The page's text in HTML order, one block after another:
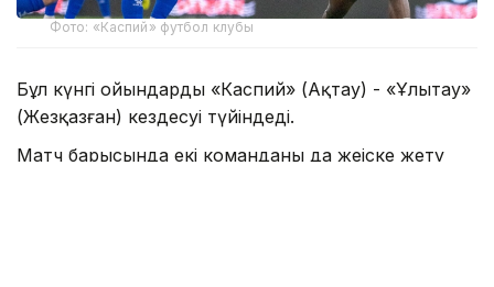
Фото: «Каспий» футбол клубы
Бұл күнгі ойындарды «Каспий» (Ақтау) - «Ұлытау»
(Жезқазған) кездесуі түйіндеді.
Матч барысында екі команданың да жеңіске жету